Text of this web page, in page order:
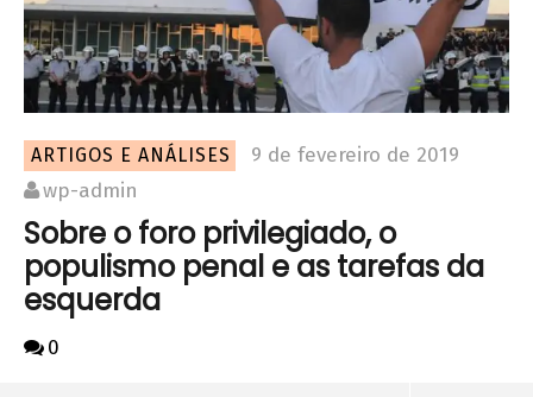
ARTIGOS E ANÁLISES
9 de fevereiro de 2019
wp-admin
Sobre o foro privilegiado, o
populismo penal e as tarefas da
esquerda
0